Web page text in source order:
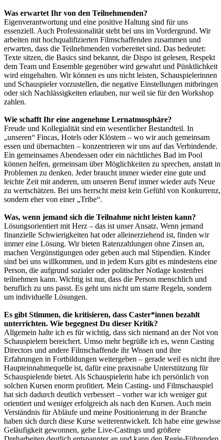
Was erwartet Ihr von den Teilnehmenden?
Eigenverantwortung und eine positive Haltung sind für uns
essenziell. Auch Professionalität steht bei uns im Vordergrund. Wir
arbeiten mit hochqualifizierten Filmschaffenden zusammen und
erwarten, dass die Teilnehmenden vorbereitet sind. Das bedeutet:
Texte sitzen, die Basics sind bekannt, die Dispo ist gelesen, Respekt
dem Team und Ensemble gegenüber wird gewahrt und Pünktlichkeit
wird eingehalten. Wir können es uns nicht leisten, Schauspielerinnen
und Schauspieler vorzustellen, die negative Einstellungen mitbringen
oder sich Nachlässigkeiten erlauben, nur weil sie für den Workshop
zahlen.
Wie schafft Ihr eine angenehme Lernatmosphäre?
Freude und Kollegialität sind ein wesentlicher Bestandteil. In
„unseren“ Fincas, Hotels oder Klöstern – wo wir auch gemeinsam
essen und übernachten – konzentrieren wir uns auf das Verbindende.
Ein gemeinsames Abendessen oder ein nächtliches Bad im Pool
können helfen, gemeinsam über Möglichkeiten zu sprechen, anstatt in
Problemen zu denken. Jeder braucht immer wieder eine gute und
leichte Zeit mit anderen, um unseren Beruf immer wieder aufs Neue
zu wertschätzen. Bei uns herrscht meist kein Gefühl von Konkurrenz,
sondern eher von einer „Tribe“.
Was, wenn jemand sich die Teilnahme nicht leisten kann?
Lösungsorientiert mit Herz – das ist unser Ansatz. Wenn jemand
finanzielle Schwierigkeiten hat oder alleinerziehend ist, finden wir
immer eine Lösung. Wir bieten Ratenzahlungen ohne Zinsen an,
machen Vergünstigungen oder geben auch mal Stipendien. Kinder
sind bei uns willkommen, und in jedem Kurs gibt es mindestens eine
Person, die aufgrund sozialer oder politischer Notlage kostenfrei
teilnehmen kann. Wichtig ist nur, dass die Person menschlich und
beruflich zu uns passt. Es geht uns nicht um starre Regeln, sondern
um individuelle Lösungen.
Es gibt Stimmen, die kritisieren, dass Caster*innen bezahlt
unterrichten. Wie begegnest Du dieser Kritik?
Allgemein halte ich es für wichtig, dass sich niemand an der Not von
Schauspielern bereichert. Umso mehr begrüße ich es, wenn Casting
Directors und andere Filmschaffende ihr Wissen und ihre
Erfahrungen in Fortbildungen weitergeben – gerade weil es nicht ihre
Haupteinnahmequelle ist, dafür eine praxisnahe Unterstützung für
Schauspielende bietet. Als Schauspielerin habe ich persönlich von
solchen Kursen enorm profitiert. Mein Casting- und Filmschauspiel
hat sich dadurch deutlich verbessert – vorher war ich weniger gut
orientiert und weniger erfolgreich als nach den Kursen. Auch mein
Verständnis für Abläufe und meine Positionierung in der Branche
haben sich durch diese Kurse weiterentwickelt. Ich habe eine gewisse
Geläufigkeit gewonnen, gehe Live-Castings und größere